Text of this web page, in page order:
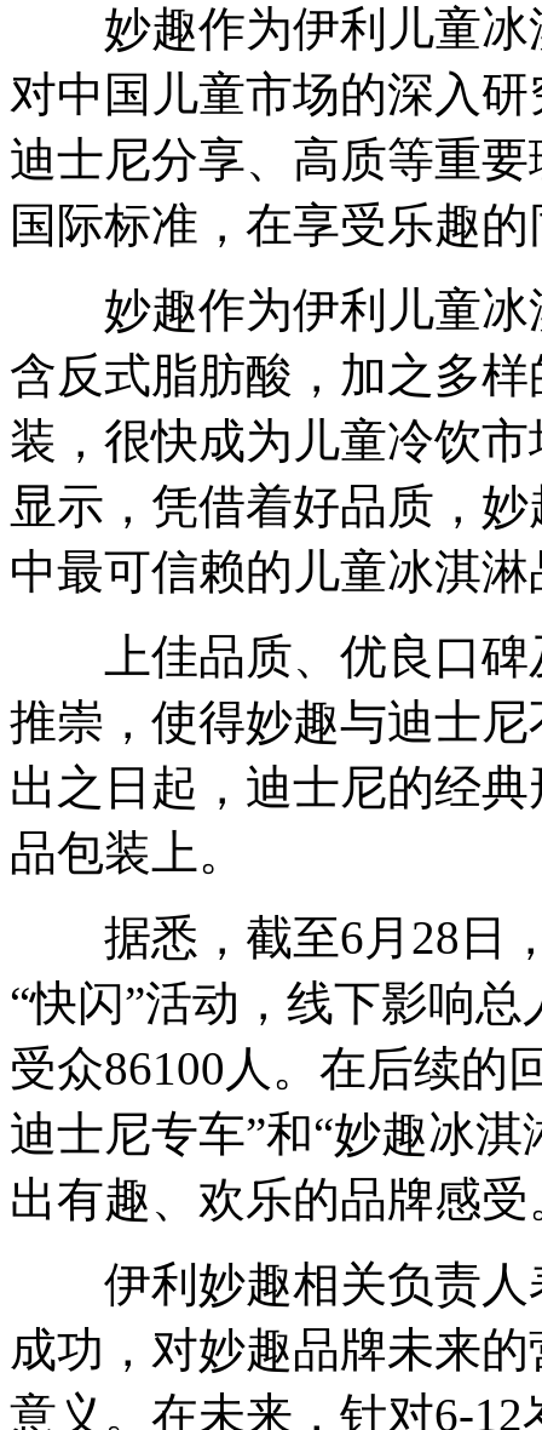
妙趣作为伊利儿童冰
对中国儿童市场的深入
迪士尼分享、高质等重
国际标准，在享受乐趣
妙趣作为伊利儿童冰
含反式脂肪酸，加之多
装，很快成为儿童冷饮
显示，凭借着好品质，
中最可信赖的儿童冰淇淋
上佳品质、优良口碑
推崇，使得妙趣与迪士
出之日起，迪士尼的经
品包装上。
据悉，截至6月28日，
“快闪”活动，线下影响
受众86100人。在后续的
迪士尼专车”和“妙趣冰
出有趣、欢乐的品牌感受
伊利妙趣相关负责人
成功，对妙趣品牌未来
意义。在未来，针对6-